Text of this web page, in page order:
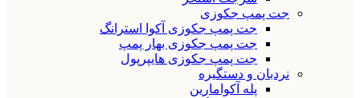
جت پمپ جکوزی
جت پمپ جکوزی آکوا استرانگ
جت پمپ جکوزی بهار پمپ
جت پمپ جکوزی هایپرپول
نردبان و دستگیره
پله آکوامارین